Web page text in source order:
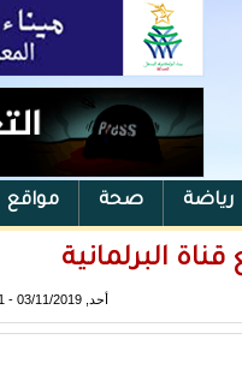
رياضة صحة مواقع
البرلمانية
أحد, 03/11/2019 - 00:51